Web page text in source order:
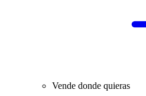
Vende donde quieras